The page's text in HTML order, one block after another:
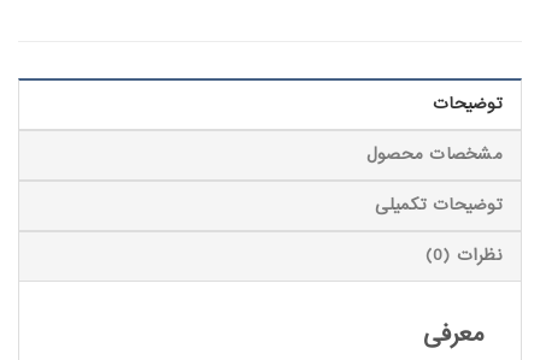
توضیحات
مشخصات محصول
توضیحات تکمیلی
نظرات (0)
معرفی